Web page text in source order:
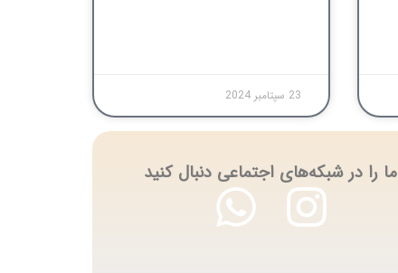
23 سپتامبر 2024
ما را در شبکه‌های اجتماعی دنبال کنید